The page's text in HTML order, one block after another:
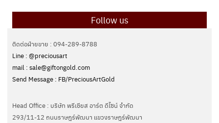
Follow us
ติดต่อฝ่ายขาย : 094-289-8788
Line : @preciousart
mail : sale@giftongold.com
Send Message : FB/PreciousArtGold
Head Office : บริษัท พรีเชียส อาร์ต ดีไซน์ จำกัด
293/11-12 ถนนราษฎร์พัฒนา แขวงราษฎร์พัฒนา